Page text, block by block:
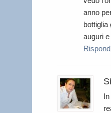
anno
bottiglia
auguri
In